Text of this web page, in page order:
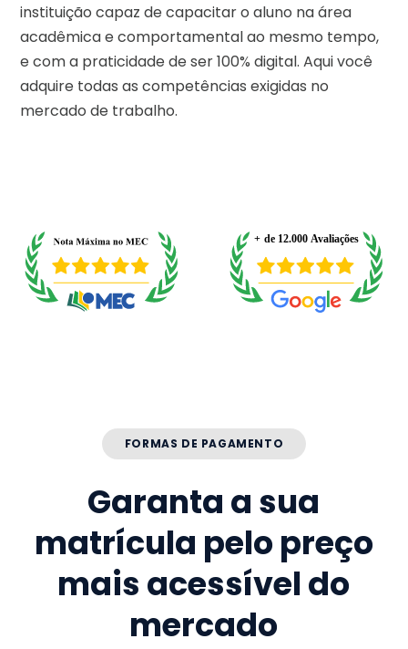
instituição capaz de capacitar o aluno na área
acadêmica e comportamental ao mesmo tempo,
e com a praticidade de ser 100% digital. Aqui você
adquire todas as competências exigidas no
mercado de trabalho.
FORMAS DE PAGAMENTO
Garanta a sua
matrícula pelo preço
mais acessível do
mercado